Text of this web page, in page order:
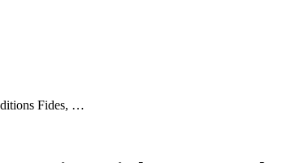
Fides, …